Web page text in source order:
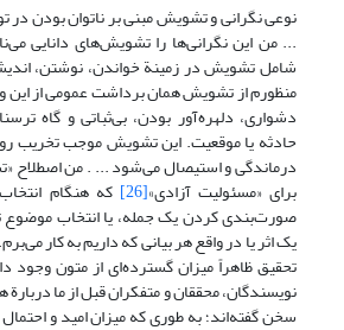
نوعی نگرانی و تشویش مبنی بر ناتوان بودن
... من این نگرانی‌ها را تشویش‌های دانایی
شامل تشویش در زمینة خواندن، نوشتن،
منظورم از تشویش همان برداشت عمومی از این
دشواری، دلهره‌آور بودن، بی‌ثباتی و گاه
حادثه یا موقعیت. این تشویش موجب تخریب
درماندگی و استیصال می‌شود ... . من اصطلاح
برای «مسئولیت آزادی»[26] که هنگام
صورت‌بندی کردن یک جمله، یا انتخاب موضوع
یک اثر یا در واقع هر بیانی که داریم به کار
تحقیق ظاهراً میزان گسترده‌ای از متون وجود
نویسندگان، محققان و متفکران قبل از ما
سخن گفته‌اند؛ به ‌طوری که میزان امید و